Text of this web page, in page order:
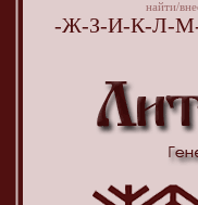
найти/
-Ж-З-И-К-Л-М